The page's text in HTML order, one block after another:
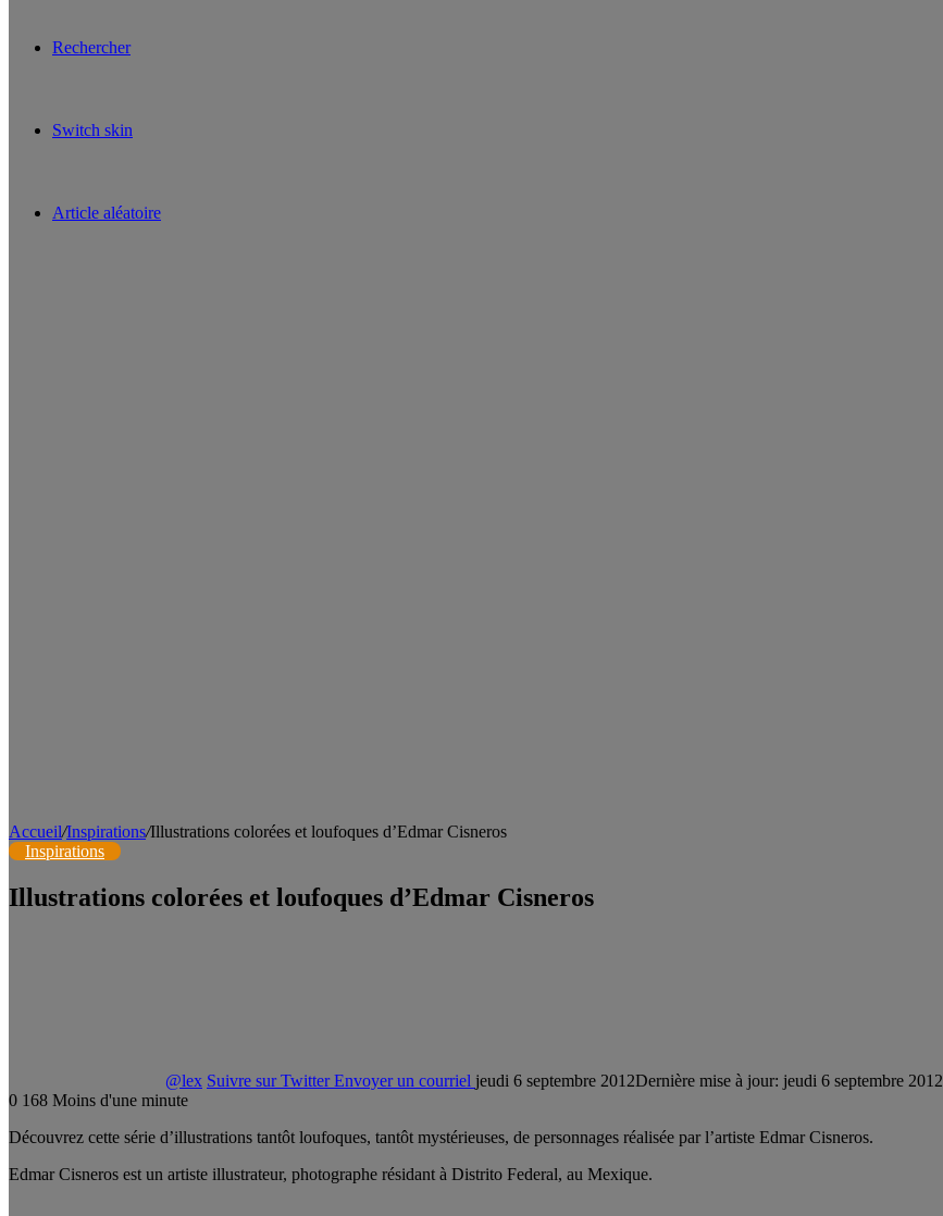
Rechercher
Switch skin
Article aléatoire
Accueil/Inspirations/Illustrations colorées et loufoques d’Edmar Cisneros
Inspirations
Illustrations colorées et loufoques d’Edmar Cisneros
@lex Suivre sur Twitter Envoyer un courriel jeudi 6 septembre 2012Dernière mise à jour: jeudi 6 septembre 2012
0 168 Moins d'une minute
Découvrez cette série d’illustrations tantôt loufoques, tantôt mystérieuses, de personnages réalisée par l’artiste Edmar Cisneros.
Edmar Cisneros est un artiste illustrateur, photographe résidant à Distrito Federal, au Mexique.